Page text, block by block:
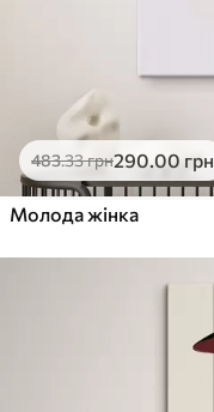
483.33грн290.00 грн
Молода жінка